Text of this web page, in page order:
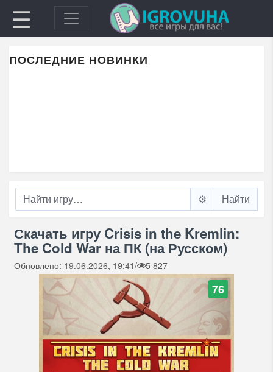
☰
ПОСЛЕДНИЕ НОВИНКИ
⚙️
Скачать игру Crisis in the Kremlin:
The Cold War на ПК (на Русском)
Обновлено: 19.06.2026, 19:41/ 5 827
76